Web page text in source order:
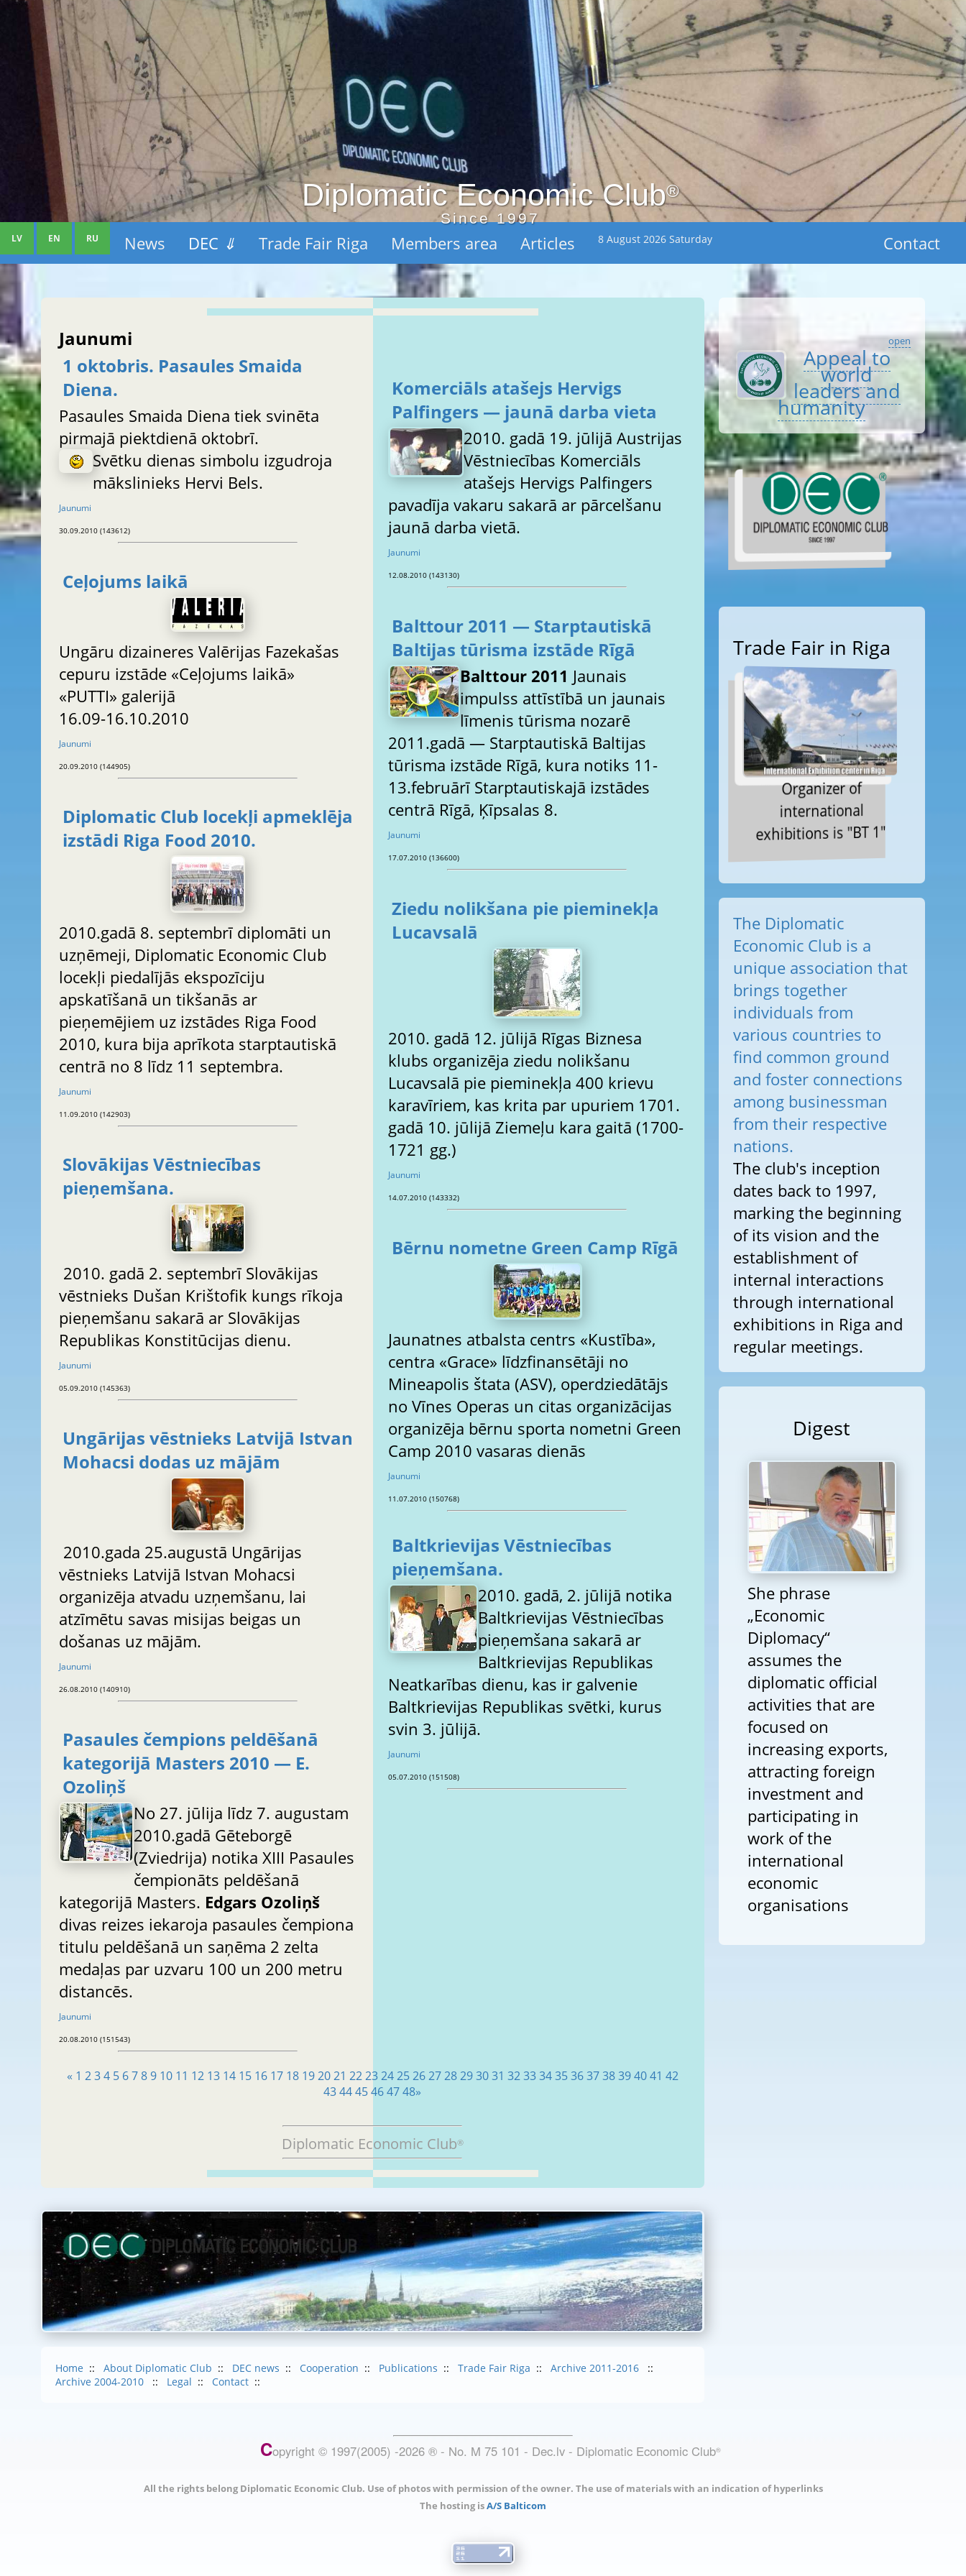
Diplomatic Economic Club®
Since 1997
LV EN RU News DEC ⇓ Trade Fair Riga Members area Articles 8 August 2026 Saturday Contact
Jaunumi
1 oktobris. Pasaules Smaida
Diena.
Pasaules Smaida Diena tiek svinēta
pirmajā piektdienā oktobrī.
Svētku dienas simbolu izgudroja
mākslinieks Hervi Bels.
Jaunumi
30.09.2010 (143612)
Ceļojums laikā
Ungāru dizaineres Valērijas Fazekašas
cepuru izstāde «Ceļojums laikā»
«PUTTI» galerijā
16.09-16.10.2010
Jaunumi
20.09.2010 (144905)
Diplomatic Club locekļi apmeklēja
izstādi Riga Food 2010.
2010.gadā 8. septembrī diplomāti un
uzņēmeji, Diplomatic Economic Club
locekļi piedalījās ekspozīciju
apskatīšanā un tikšanās ar
pieņemējiem uz izstādes Riga Food
2010, kura bija aprīkota starptautiskā
centrā no 8 līdz 11 septembra.
Jaunumi
11.09.2010 (142903)
Slovākijas Vēstniecības
pieņemšana.
2010. gadā 2. septembrī Slovākijas
vēstnieks Dušan Krištofik kungs rīkoja
pieņemšanu sakarā ar Slovākijas
Republikas Konstitūcijas dienu.
Jaunumi
05.09.2010 (145363)
Ungārijas vēstnieks Latvijā Istvan
Mohacsi dodas uz mājām
2010.gada 25.augustā Ungārijas
vēstnieks Latvijā Istvan Mohacsi
organizēja atvadu uzņemšanu, lai
atzīmētu savas misijas beigas un
došanas uz mājām.
Jaunumi
26.08.2010 (140910)
Pasaules čempions peldēšanā
kategorijā Masters 2010 — E.
Ozoliņš
No 27. jūlija līdz 7. augustam
2010.gadā Gēteborgē
(Zviedrija) notika XIII Pasaules
čempionāts peldēšanā
kategorijā Masters. Edgars Ozoliņš
divas reizes iekaroja pasaules čempiona
titulu peldēšanā un saņēma 2 zelta
medaļas par uzvaru 100 un 200 metru
distancēs.
Jaunumi
20.08.2010 (151543)
Komerciāls atašejs Hervigs
Palfingers — jaunā darba vieta
2010. gadā 19. jūlijā Austrijas
Vēstniecības Komerciāls
atašejs Hervigs Palfingers
pavadīja vakaru sakarā ar pārcelšanu
jaunā darba vietā.
Jaunumi
12.08.2010 (143130)
Balttour 2011 — Starptautiskā
Baltijas tūrisma izstāde Rīgā
Balttour 2011 Jaunais
impulss attīstībā un jaunais
līmenis tūrisma nozarē
2011.gadā — Starptautiskā Baltijas
tūrisma izstāde Rīgā, kura notiks 11-
13.februārī Starptautiskajā izstādes
centrā Rīgā, Ķīpsalas 8.
Jaunumi
17.07.2010 (136600)
Ziedu nolikšana pie pieminekļa
Lucavsalā
2010. gadā 12. jūlijā Rīgas Biznesa
klubs organizēja ziedu nolikšanu
Lucavsalā pie pieminekļa 400 krievu
karavīriem, kas krita par upuriem 1701.
gadā 10. jūlijā Ziemeļu kara gaitā (1700-
1721 gg.)
Jaunumi
14.07.2010 (143332)
Bērnu nometne Green Camp Rīgā
Jaunatnes atbalsta centrs «Kustība»,
centra «Grace» līdzfinansētāji no
Mineapolis štata (ASV), operdziedātājs
no Vīnes Operas un citas organizācijas
organizēja bērnu sporta nometni Green
Camp 2010 vasaras dienās
Jaunumi
11.07.2010 (150768)
Baltkrievijas Vēstniecības
pieņemšana.
2010. gadā, 2. jūlijā notika
Baltkrievijas Vēstniecības
pieņemšana sakarā ar
Baltkrievijas Republikas
Neatkarības dienu, kas ir galvenie
Baltkrievijas Republikas svētki, kurus
svin 3. jūlijā.
Jaunumi
05.07.2010 (151508)
« 1 234 5 6789 10 11 12 13 14 15 16 17 18 192021 22232425262728293031 32333435363738394041 42
434445464748»
Diplomatic Economic Club®
Home :: About Diplomatic Club :: DEC news :: Cooperation :: Publications :: Trade Fair Riga :: Archive 2011-2016
::
Archive 2004-2010
:: Legal :: Contact ::
open
Appeal to
world
leaders and
humanity
Trade Fair in Riga
Organizer of
international
exhibitions is "BT 1"
The Diplomatic
Economic Club is a
unique association that
brings together
individuals from
various countries to
find common ground
and foster connections
among businessman
from their respective
nations.
The club's inception
dates back to 1997,
marking the beginning
of its vision and the
establishment of
internal interactions
through international
exhibitions in Riga and
regular meetings.
Digest
She phrase
„Economic
Diplomacy“
assumes the
diplomatic official
activities that are
focused on
increasing exports,
attracting foreign
investment and
participating in
work of the
international
economic
organisations
Copyright © 1997(2005) -2026 ®- No. M 75 101 - Dec.lv - Diplomatic Economic Club®
All the rights belong Diplomatic Economic Club. Use of photos with permission of the owner. The use of materials with an indication of hyperlinks
The hosting isA/S Balticom